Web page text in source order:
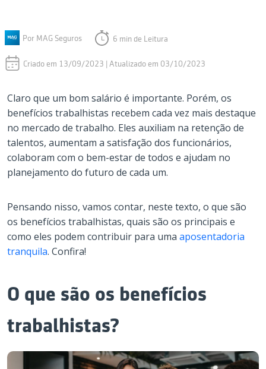
Por MAG Seguros 6 min de Leitura
Criado em 13/09/2023 | Atualizado em 03/10/2023
Claro que um bom salário é importante. Porém, os
benefícios trabalhistas recebem cada vez mais destaque
no mercado de trabalho. Eles auxiliam na retenção de
talentos, aumentam a satisfação dos funcionários,
colaboram com o bem-estar de todos e ajudam no
planejamento do futuro de cada um.
Pensando nisso, vamos contar, neste texto, o que são
os benefícios trabalhistas, quais são os principais e
como eles podem contribuir para uma aposentadoria
tranquila. Confira!
O que são os benefícios
trabalhistas?